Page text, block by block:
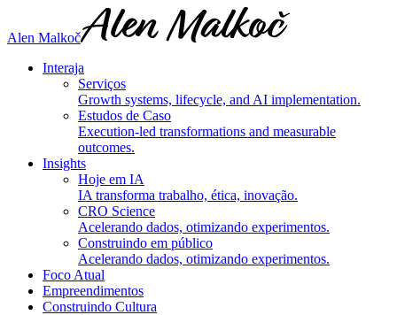
Alen Malkoč
Interaja
Serviços
Growth systems, lifecycle, and AI implementation.
Estudos de Caso
Execution-led transformations and measurable
outcomes.
Insights
Hoje em IA
IA transforma trabalho, ética, inovação.
CRO Science
Acelerando dados, otimizando experimentos.
Construindo em público
Acelerando dados, otimizando experimentos.
Foco Atual
Empreendimentos
Construindo Cultura